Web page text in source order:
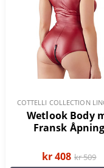
COTTELLI COLLECTION
Wetlook Body
Fransk Åpning
kr 408 kr 509